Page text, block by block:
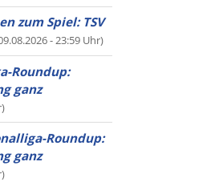
zum Spiel: TSV
- 23:59 Uhr)
Roundup:
ganz
Roundup:
ganz